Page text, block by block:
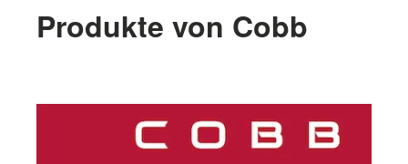
Produkte von Cobb